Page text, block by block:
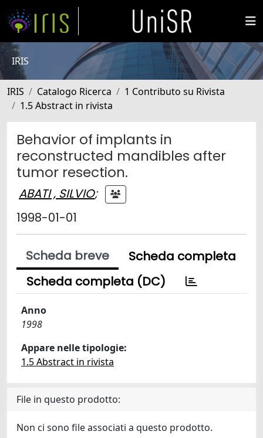
IRIS
IRIS Catalogo Ricerca
1 Contributo su Rivista
1.5 Abstract in rivista
Behavior of implants in
reconstructed mandibles after
tumor resection.
ABATI , SILVIO;
1998-01-01
Scheda breve
Scheda completa
Scheda completa (DC)
Anno
1998
Appare nelle tipologie:
1.5 Abstract in rivista
File in questo prodotto:
Non ci sono file associati a questo prodotto.